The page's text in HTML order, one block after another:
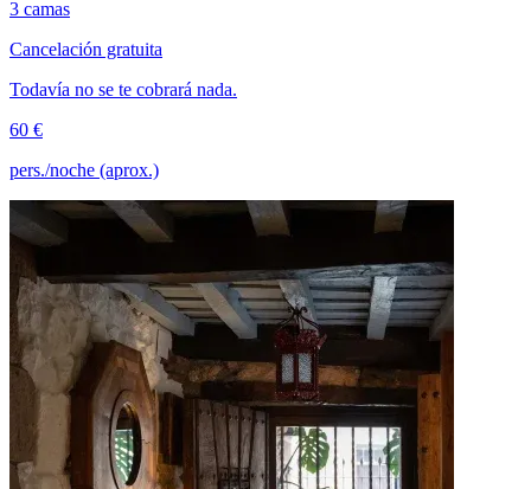
3 camas
Cancelación gratuita
Todavía no se te cobrará nada.
60 €
pers./noche (aprox.)